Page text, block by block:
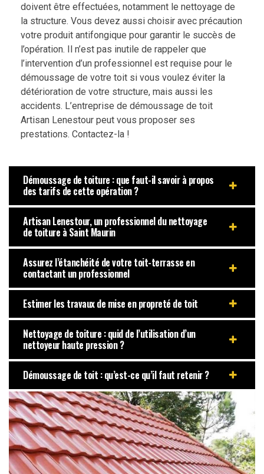
doivent être effectuées, notamment le nettoyage de
la structure. Vous devez aussi choisir avec précaution
votre produit antifongique pour garantir le succès de
l’opération. Il n’est pas inutile de rappeler que
l’intervention d’un professionnel est requise pour le
démoussage de votre toit si vous voulez éviter la
détérioration de votre structure, mais aussi les
accidents. L’entreprise de démoussage de toit
Artisan Lenestour peut vous proposer ses
prestations. Contactez-la !
Démoussage de toiture : que faut-il savoir à propos
des tarifs de cette opération ?
Artisan Lenestour, un professionnel du nettoyage
de toiture à Saint Maurin
Assurez l’étanchéité de votre toit-terrasse en
contactant un professionnel
Estimer les travaux de mise en propreté de toit
Nettoyage de toiture : quid de l’utilisation d’un
nettoyeur haute pression ?
Démoussage de toit : qu’est-ce qu’il faut retenir ?